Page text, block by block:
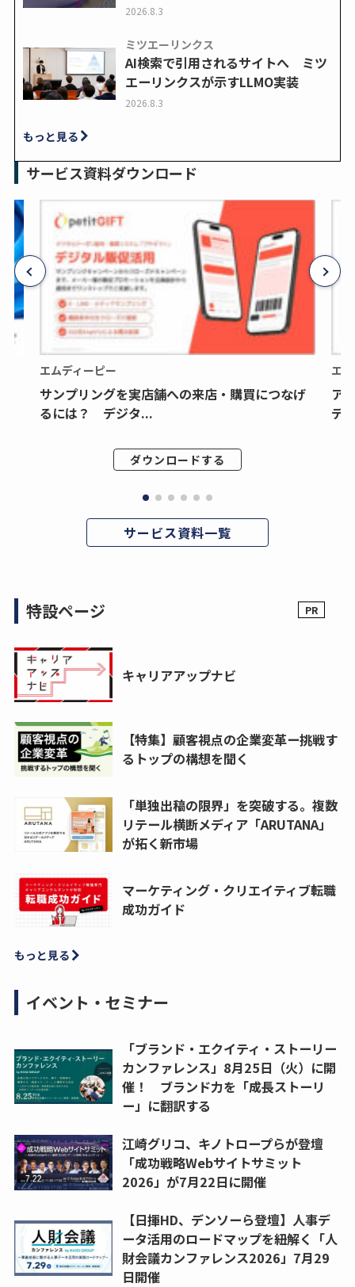
2026.8.3
ミツエーリンクス
AI検索で引用されるサイトへ ミツ
エーリンクスが示すLLMO実装
2026.8.3
もっと見る
サービス資料ダウンロード
エムディーピー
サンプリングを実店舗への来店・購買につなげ
るには？ デジタ...
ダウンロードする
エ
ア
デ
サービス資料一覧
特設ページ
キャリアアップナビ
【特集】顧客視点の企業変革ー挑戦す
るトップの構想を聞く
「単独出稿の限界」を突破する。複数
リテール横断メディア「ARUTANA」
が拓く新市場
マーケティング・クリエイティブ転職
成功ガイド
もっと見る
イベント・セミナー
「ブランド・エクイティ・ストーリー
カンファレンス」8月25日（火）に開
催！ ブランド力を「成長ストーリ
ー」に翻訳する
江崎グリコ、キノトロープらが登壇
「成功戦略Webサイトサミット
2026」が7月22日に開催
【日揮HD、デンソーら登壇】人事デ
ータ活用のロードマップを紐解く「人
財会議カンファレンス2026」7月29
日開催